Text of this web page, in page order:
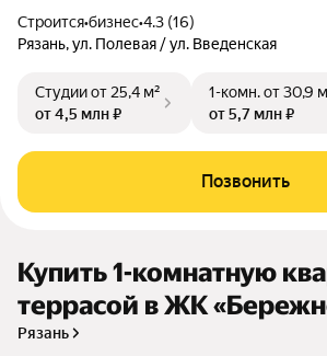
Строится•бизнес•4.3 (16)
Рязань,ул. Полевая / ул. Введенская
Студииот 25,4 м²
от 4,5 млн ₽
1-комн.от 30,9
от 5,7 млн ₽
Позвонить
Купить 1-комнатную
террасой в ЖК
Рязань